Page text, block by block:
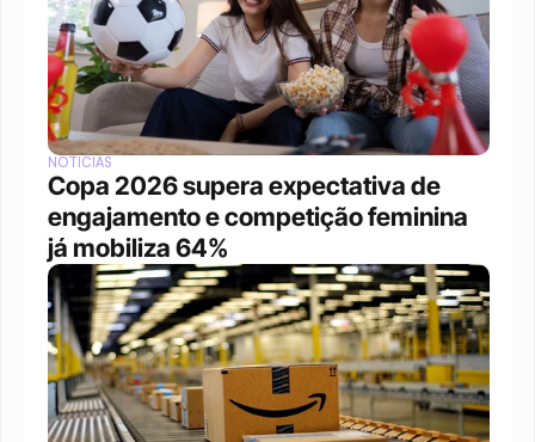
NOTÍCIAS
Copa 2026 supera expectativa de
engajamento e competição feminina
já mobiliza 64%